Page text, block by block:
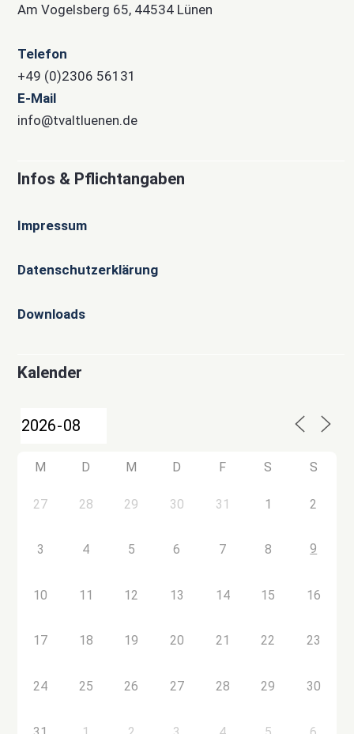
Am Vogelsberg 65, 44534 Lünen
Telefon
+49 (0)2306 56131
E-Mail
info@tvaltluenen.de
Infos & Pflichtangaben
Impressum
Datenschutzerklärung
Downloads
Kalender
M D M D F S S
27 28 29 30 31 1 2
3 4 5 6 7 8 9
10 11 12 13 14 15 16
17 18 19 20 21 22 23
24 25 26 27 28 29 30